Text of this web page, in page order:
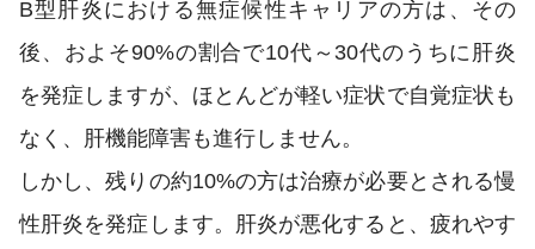
B型肝炎における無症候性キャリアの方は、その
後、およそ90%の割合で10代～30代のうちに肝炎
を発症しますが、ほとんどが軽い症状で自覚症状も
なく、肝機能障害も進行しません。
しかし、残りの約10%の方は治療が必要とされる慢
性肝炎を発症します。肝炎が悪化すると、疲れやす